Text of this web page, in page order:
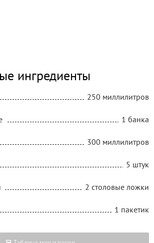
ингредиенты
250 миллилитров
1 банка
300 миллилитров
5 штук
2 столовые ложки
1 пакетик